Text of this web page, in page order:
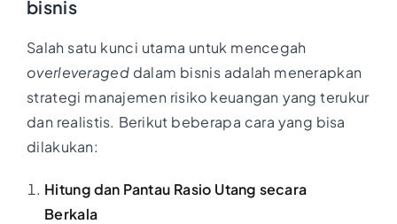
bisnis
Salah satu kunci utama untuk mencegah
overleverageddalam bisnis adalah menerapkan
strategi manajemen risiko keuangan yang terukur
dan realistis. Berikut beberapa cara yang bisa
dilakukan:
Hitung dan Pantau Rasio Utang secara
Berkala